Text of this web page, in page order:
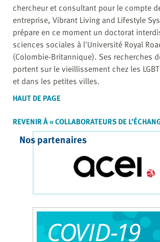
chercheur et consultant pour le compte
entreprise, Vibrant Living and Lifestyle
prépare en ce moment un doctorat
sciences sociales à l'Université Royal
(Colombie-Britannique). Ses recherches
portent sur le vieillissement chez les
et dans les petites villes.
HAUT DE PAGE
REVENIR À « COLLABORATEURS DE
Nos partenaires